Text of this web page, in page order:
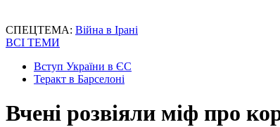
СПЕЦТЕМА: Війна в Ірані
ВСІ ТЕМИ
Вступ України в ЄС
Теракт в Барселоні
Вчені розвіяли міф про